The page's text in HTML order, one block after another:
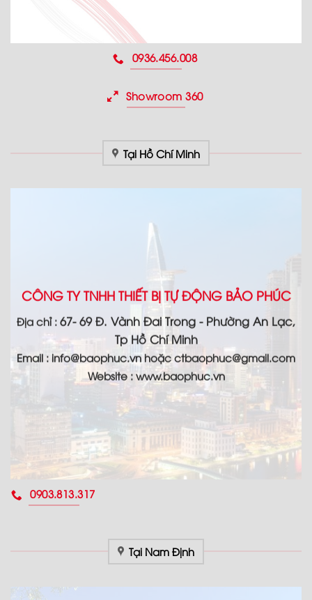
0936.456.008
Showroom 360
Tại Hồ Chí Minh
CÔNG TY TNHH THIẾT BỊ TỰ ĐỘNG BẢO PHÚC
Địa chỉ : 67- 69 Đ. Vành Đai Trong - Phường An Lạc,
Tp Hồ Chí Minh
Email : info@baophuc.vn hoặc ctbaophuc@gmail.com
Website : www.baophuc.vn
0903.813.317
Tại Nam Định